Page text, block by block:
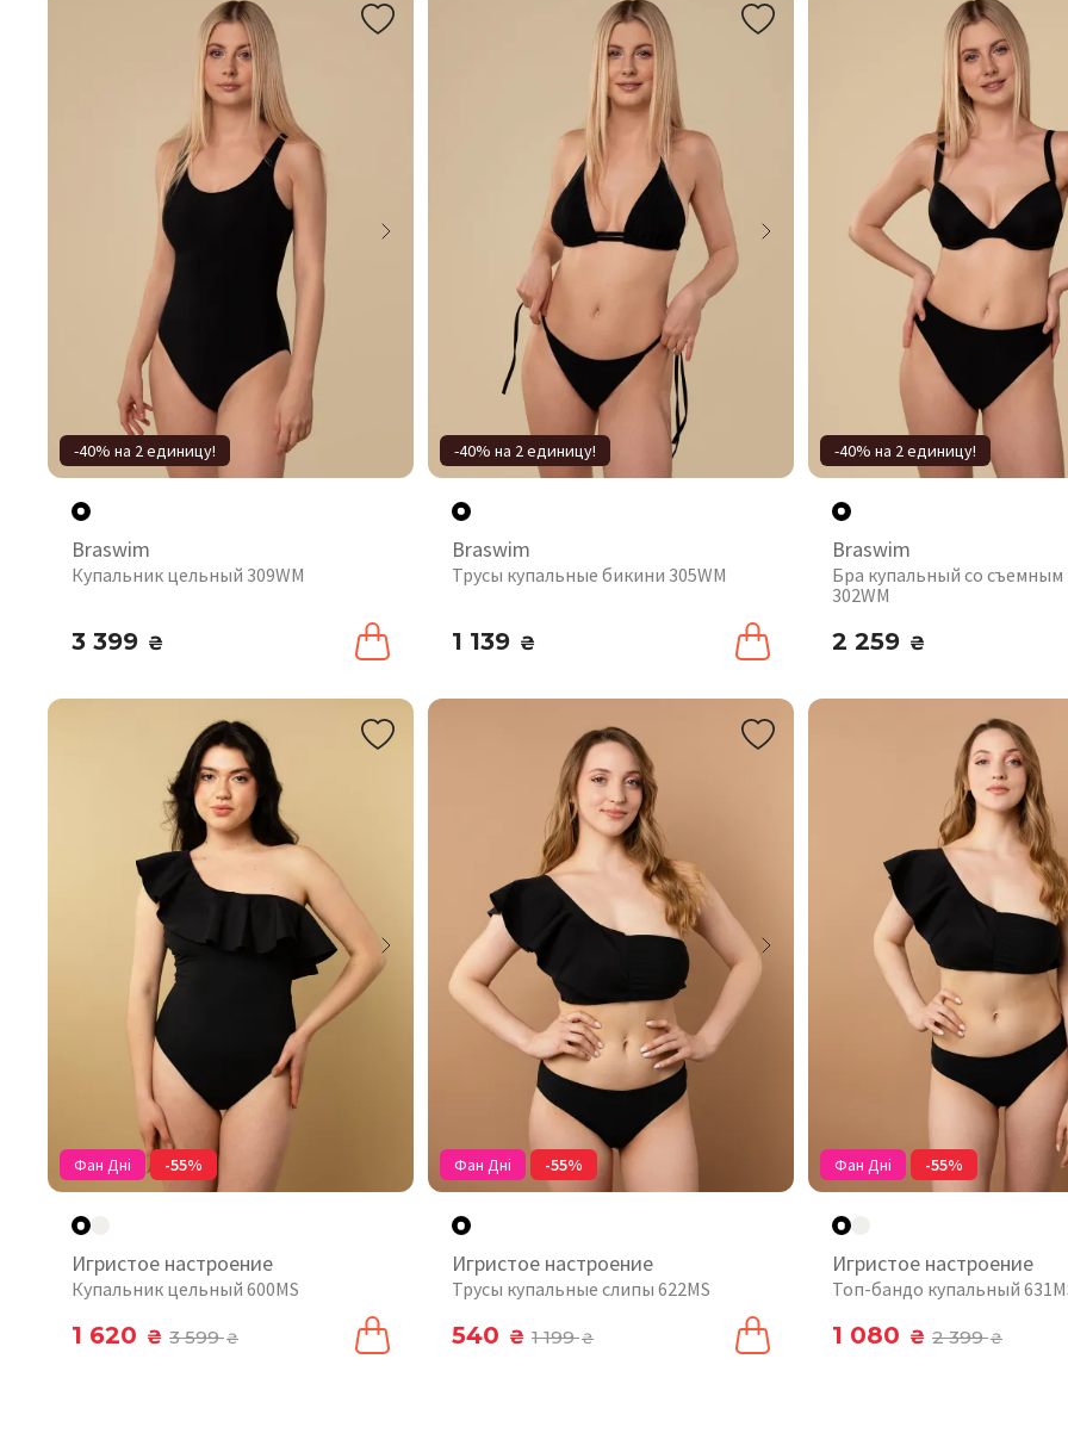
-40% на 2 единицу!
Braswim
Купальник цельный 309WM
3 399 ₴
-40% на 2 единицу!
Braswim
Трусы купальные бикини 305WM
1 139 ₴
-40% на 2 единицу!
Braswim
Бра купальный со
302WM
2 259 ₴
Фан Дні -55%
Игристое настроение
Купальник цельный 600MS
1 620 ₴ 3 599₴
Фан Дні -55%
Игристое настроение
Трусы купальные слипы 622MS
540 ₴ 1 199₴
Фан Дні -55%
Игристое настроение
Топ-бандо купальный
1 080 ₴ 2 399₴